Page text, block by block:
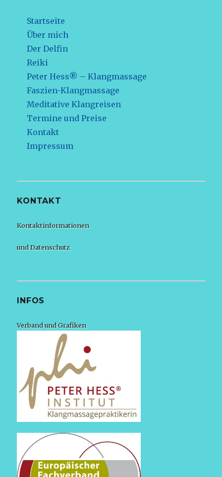
Startseite
Über mich
Der Delfin
Reiki
Peter Hess® – Klangmassage
Faszien-Klangmassage
Meditative Klangreisen
Termine und Preise
Kontakt
Impressum
KONTAKT
Kontaktinformationen
und Datenschutz
INFOS
Verband und Grafiken